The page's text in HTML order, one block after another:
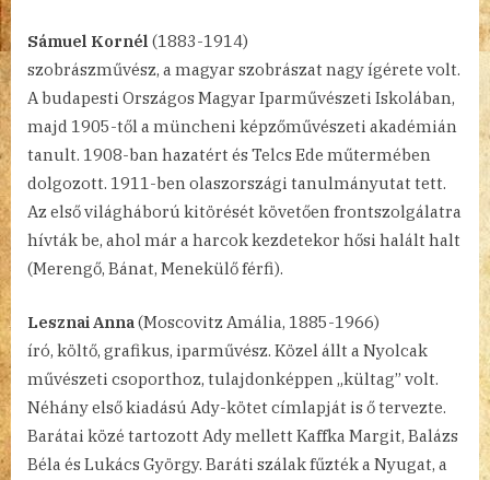
Sámuel Kornél (1883-1914)
szobrászművész, a magyar szobrászat nagy ígérete volt.
A budapesti Országos Magyar Iparművészeti Iskolában,
majd 1905-től a müncheni képzőművészeti akadémián
tanult. 1908-ban hazatért és Telcs Ede műtermében
dolgozott. 1911-ben olaszországi tanulmányutat tett.
Az első világháború kitörését követően frontszolgálatra
hívták be, ahol már a harcok kezdetekor hősi halált halt
(Merengő, Bánat, Menekülő férfi).
Lesznai Anna(Moscovitz Amália, 1885-1966)
író, költő, grafikus, iparművész. Közel állt a Nyolcak
művészeti csoporthoz, tulajdonképpen „kültag” volt.
Néhány első kiadású Ady-kötet címlapját is ő tervezte.
Barátai közé tartozott Ady mellett Kaffka Margit, Balázs
Béla és Lukács György. Baráti szálak fűzték a Nyugat, a